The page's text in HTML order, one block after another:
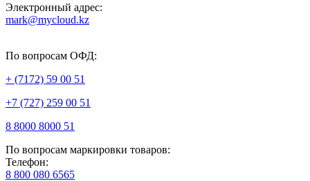
Электронный адрес:
mark@mycloud.kz
По вопросам ОФД:
+ (7172) 59 00 51
+7 (727) 259 00 51
8 8000 8000 51
По вопросам маркировки товаров:
Телефон:
8 800 080 6565